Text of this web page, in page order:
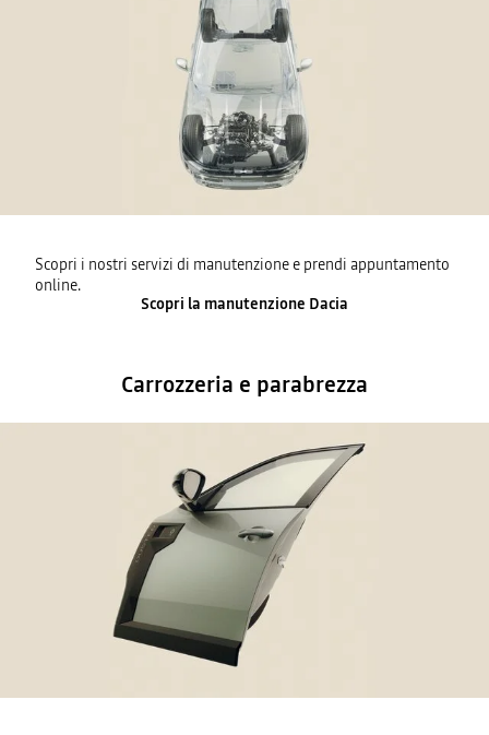
Scopri i nostri servizi di manutenzione e prendi appuntamento
online.
Scopri la manutenzione Dacia
Carrozzeria e parabrezza